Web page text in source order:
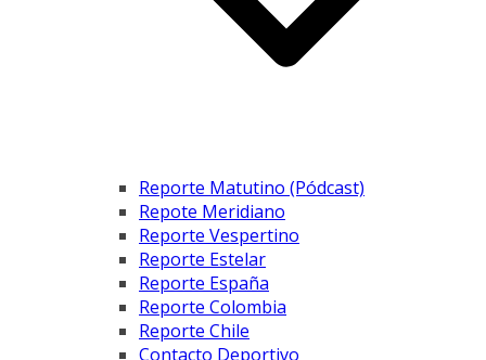
Reporte Matutino (Pódcast)
Repote Meridiano
Reporte Vespertino
Reporte Estelar
Reporte España
Reporte Colombia
Reporte Chile
Contacto Deportivo